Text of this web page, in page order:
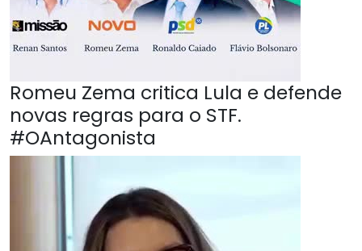
Romeu Zema critica Lula e defende
novas regras para o STF.
#OAntagonista